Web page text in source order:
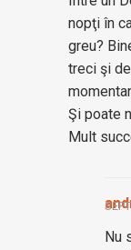
nopţi în
greu?
treci şi
Şi poate
Mult
Nu